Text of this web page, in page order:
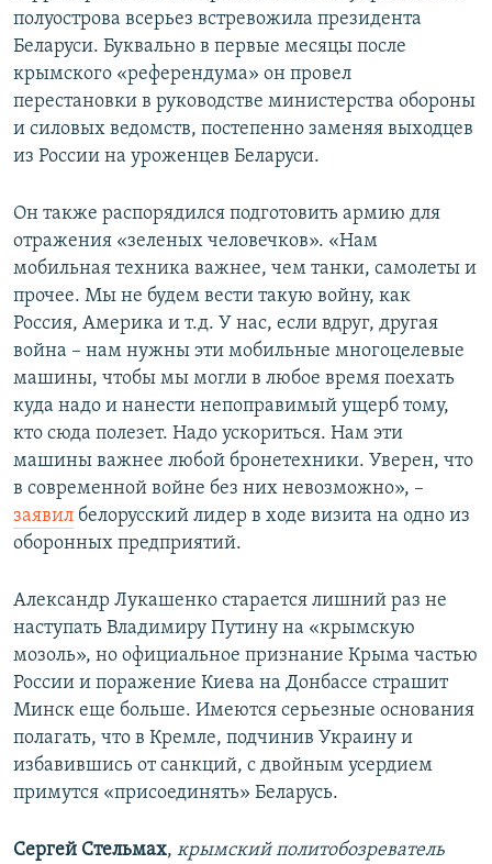
полуострова всерьез встревожила президента
Беларуси. Буквально в первые месяцы после
крымского «референдума» он провел
перестановки в руководстве министерства обороны
и силовых ведомств, постепенно заменяя выходцев
из России на уроженцев Беларуси.
Он также распорядился подготовить армию для
отражения «зеленых человечков». «Нам
мобильная техника важнее, чем танки, самолеты и
прочее. Мы не будем вести такую войну, как
Россия, Америка и т.д. У нас, если вдруг, другая
война – нам нужны эти мобильные многоцелевые
машины, чтобы мы могли в любое время поехать
куда надо и нанести непоправимый ущерб тому,
кто сюда полезет. Надо ускориться. Нам эти
машины важнее любой бронетехники. Уверен, что
в современной войне без них невозможно», –
заявил белорусский лидер в ходе визита на одно из
оборонных предприятий.
Александр Лукашенко старается лишний раз не
наступать Владимиру Путину на «крымскую
мозоль», но официальное признание Крыма частью
России и поражение Киева на Донбассе страшит
Минск еще больше. Имеются серьезные основания
полагать, что в Кремле, подчинив Украину и
избавившись от санкций, с двойным усердием
примутся «присоединять» Беларусь.
Сергей Стельмах, крымский политобозреватель